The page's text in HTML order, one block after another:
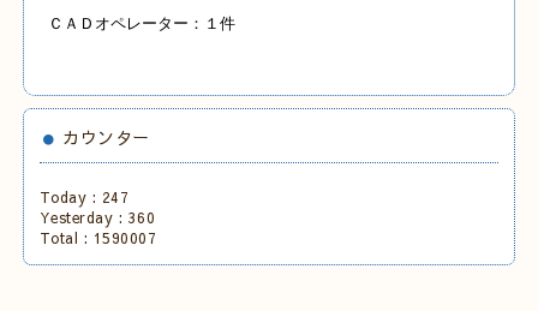
ＣＡＤオペレーター：１件
カウンター
Today : 247
Yesterday : 360
Total : 1590007